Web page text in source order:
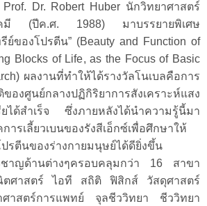
Dr. Robert Huber นักวิทยาศาสตร์
มี (ปีค.ศ. 1988) มาบรรยายพิเศษ
ย์ของโปรตีน” (Beauty and Function of
Blocks of Life, as the Focus of Basic
ผลงานที่ทำให้ได้รางวัลโนเบลคือการ
ของศูนย์กลางปฏิกิริยาการสังเคราะห์แสง
ได้สำเร็จ ซึ่งภายหลังได้นำความรู้นี้มา
ารเลี้ยวเบนของรังสีเอ็กซ์เพื่อศึกษาให้
ปรตีนของร่างกายมนุษย์ได้ดียิ่งขึ้น
ชาญด้านต่างๆครอบคลุมกว่า 16 สาขา
ศาสตร์ ไอที สถิติ ฟิสิกส์ วัสดุศาสตร์
าสตร์การแพทย์ จุลชีววิทยา ชีววิทยา